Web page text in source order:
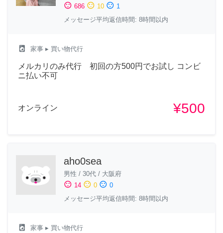
sentiment_satisfied 686 sentiment_neutral 10 sentiment_dissatisfied 1
メッセージ平均返信時間: 8時間以内
local_laundry_service 家事 ▸ 買い物代行
メルカリのみ代行 初回の方500円でお試し コンビ
ニ払い不可
オンライン ¥500
aho0sea
男性 / 30代 / 大阪府
sentiment_satisfied 14 sentiment_neutral 0 sentiment_dissatisfied 0
メッセージ平均返信時間: 8時間以内
local_laundry_service 家事 ▸ 買い物代行